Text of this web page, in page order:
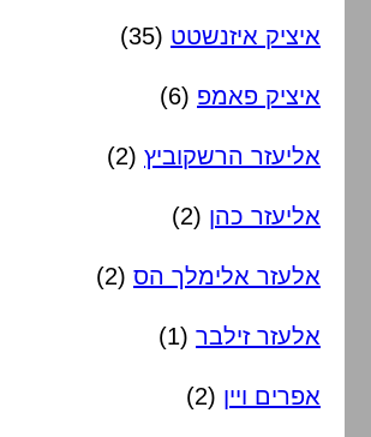
איציק איזנשטט (35)
איציק פאמפ (6)
אליעזר הרשקוביץ (2)
אליעזר כהן (2)
אלעזר אלימלך הס (2)
אלעזר זילבר (1)
אפרים ויין (2)